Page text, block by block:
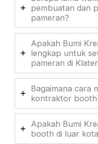
pembuatan dan
pameran?
Apakah Bumi
lengkap untuk
pameran di
Bagaimana cara
kontraktor booth
Apakah Bumi
booth di luar